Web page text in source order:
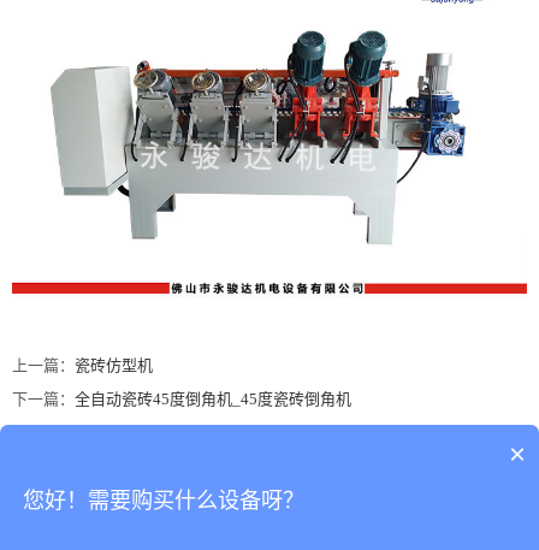
上一篇： 瓷砖仿型机
下一篇： 全自动瓷砖45度倒角机_45度瓷砖倒角机
佛山市南海达骏永陶瓷机械有限公司 版权所有
×
您好！需要购买什么设备呀？